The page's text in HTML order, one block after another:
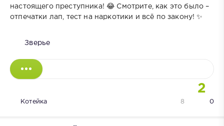
настоящего преступника! 😂 Смотрите, как это было –
отпечатки лап, тест на наркотики и всё по закону! ✨
Зверье
2
Котейка 0
8